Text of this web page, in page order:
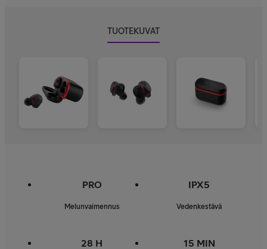
TUOTEKUVAT
PRO
Melunvaimennus
IPX5
Vedenkestävä
28 H 15 MIN